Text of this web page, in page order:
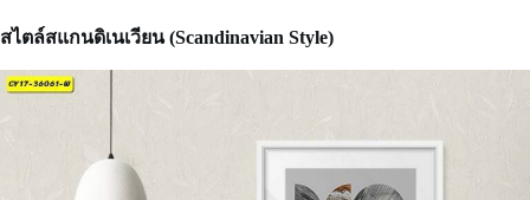
สไตล์สแกนดิเนเวียน (Scandinavian Style)